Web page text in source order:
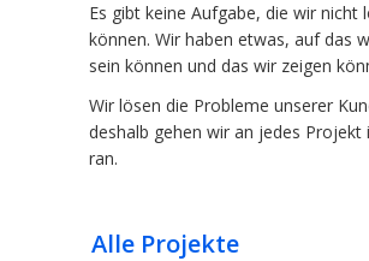
Es gibt keine Aufgabe, die wir nicht
können. Wir haben etwas, auf das
sein können und das wir zeigen
Alle Projekte
Wir lösen die Probleme unserer
deshalb gehen wir an jedes Projekt
ran.